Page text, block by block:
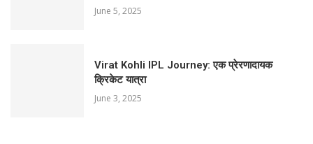
June 5, 2025
Virat Kohli IPL Journey: एक प्रेरणादायक
क्रिकेट यात्रा
June 3, 2025